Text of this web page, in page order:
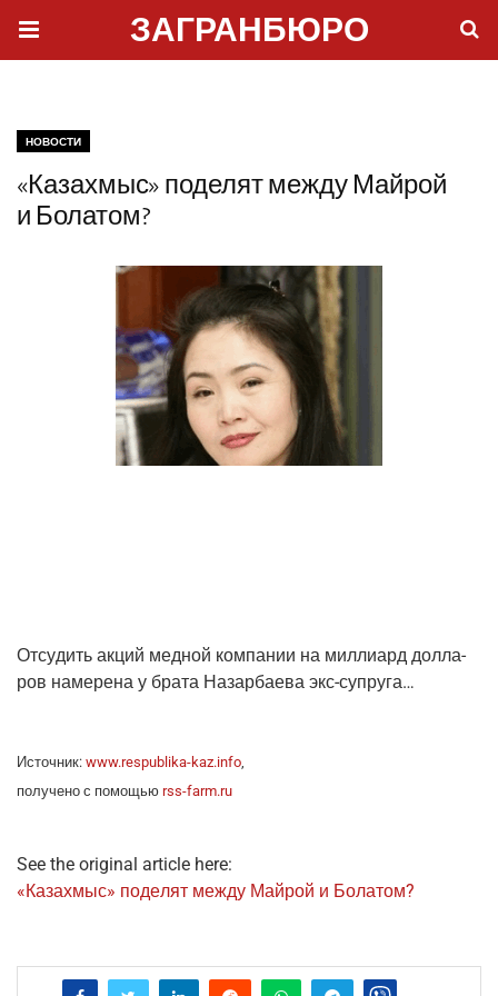
ЗАГРАНБЮРО
НОВОСТИ
«Казахмыс» поделят между Майрой
и Болатом?
Отсу­дить акций мед­ной ком­па­нии на мил­ли­ард дол­ла­
ров наме­ре­на у бра­та Назар­ба­е­ва экс-супруга…
Источ­ник: www.respublika-kaz.info
полу­че­но с помо­щью rss-farm.ru
See the original article here:
«Каза­хмыс» поде­лят меж­ду Май­рой и Болатом?